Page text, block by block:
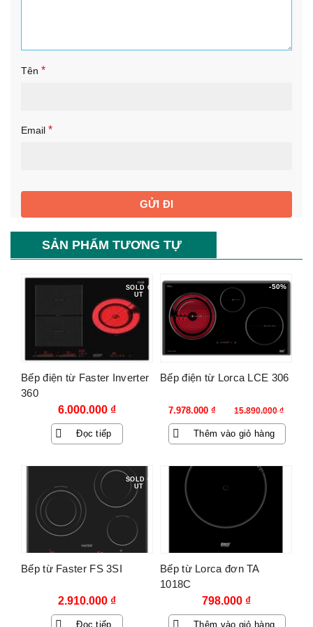
Tên *
Email *
SẢN PHẨM TƯƠNG TỰ
SOLD O
UT
Bếp điện từ Faster Inverter
360
6.000.000 ₫
Đọc tiếp
-50%
Bếp điện từ Lorca LCE 306
15.890.000₫
Giá
gốc
là:
7.978.000 ₫
Giá
hiện
tại
Thêm vào giỏ hàng
SOLD O
UT
Bếp từ Faster FS 3SI
2.910.000 ₫
Đọc tiếp
Bếp từ Lorca đơn TA
1018C
798.000 ₫
Thêm vào giỏ hàng